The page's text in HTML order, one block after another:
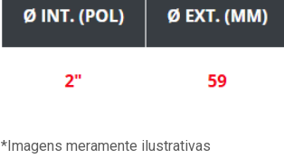
*Imagens meramente ilustrativas